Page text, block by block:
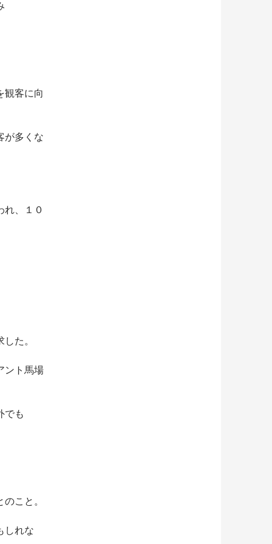
観客に向
が多くな
れ、１０
た。
ント馬場
でも
のこと。
しれな